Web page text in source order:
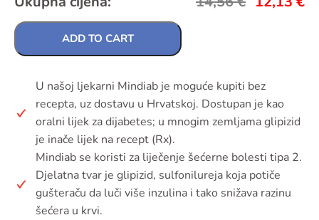
ADD TO CART
U našoj ljekarni Mindiab je moguće kupiti bez
recepta, uz dostavu u Hrvatskoj. Dostupan je kao
oralni lijek za dijabetes; u mnogim zemljama glipizid
je inače lijek na recept (Rx).
Mindiab se koristi za liječenje šećerne bolesti tipa 2.
Djelatna tvar je glipizid, sulfonilureja koja potiče
gušteraču da luči više inzulina i tako snižava razinu
šećera u krvi.